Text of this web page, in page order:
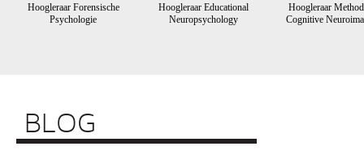
Hoogleraar Forensische
Psychologie
Hoogleraar Educational
Neuropsychology
Hoogleraar
Cognitive
BLOG